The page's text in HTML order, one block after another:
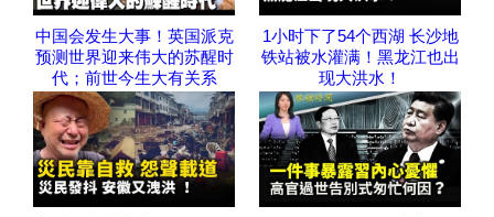
中国会发生大事！英国派克
预测世界迎来伟大的苏醒时
代；前世今生大有关系
1小时下了54个西湖 长沙地
铁站被水灌满！黑龙江也出
现大洪水！